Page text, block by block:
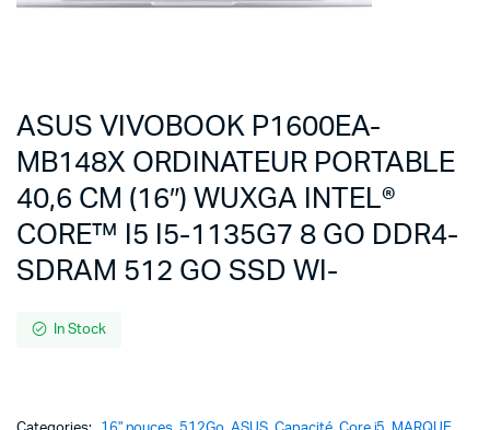
ASUS VIVOBOOK P1600EA-
MB148X ORDINATEUR PORTABLE
40,6 CM (16″) WUXGA INTEL®
CORE™ I5 I5-1135G7 8 GO DDR4-
SDRAM 512 GO SSD WI-
In Stock